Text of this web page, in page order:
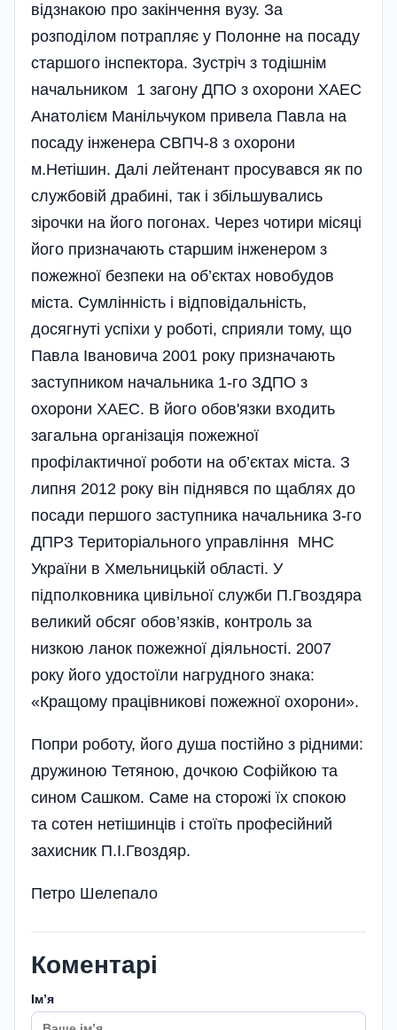
відзнакою про закінчення вузу. За
розподілом потрапляє у Полонне на посаду
старшого інспектора. Зустріч з тодішнім
начальником 1 загону ДПО з охорони ХАЕС
Анатолієм Манільчуком привела Павла на
посаду інженера СВПЧ-8 з охорони
м.Нетішин. Далі лейтенант просувався як по
службовій драбині, так і збільшувались
зірочки на його погонах. Через чотири місяці
його призначають старшим інженером з
пожежної безпеки на об’єктах новобудов
міста. Сумлінність і відповідальність,
досягнуті успіхи у роботі, сприяли тому, що
Павла Івановича 2001 року призначають
заступником начальника 1-го ЗДПО з
охорони ХАЕС. В його обов'язки входить
загальна організація пожежної
профілактичної роботи на об’єктах міста. З
липня 2012 року він піднявся по щаблях до
посади першого заступника начальника 3-го
ДПРЗ Територіального управління МНС
України в Хмельницькій області. У
підполковника циві­льної служби П.Гвоздяра
великий обсяг обов’язків, контроль за
низкою ланок пожежної діяльності. 2007
року його удостоїли нагрудного знака:
«Кращому працівникові пожежної охорони».
Попри роботу, його душа постійно з рідними:
дружиною Тетяною, дочкою Софійкою та
сином Сашком. Саме на сторожі їх спокою
та сотен нетішинців і стоїть професійний
захисник П.І.Гвоздяр.
Петро Шелепало
Коментарі
Імʼя